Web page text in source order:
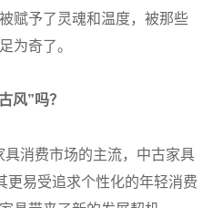
赋予了灵魂和温度，被那些
为奇了。
风”吗？
具消费市场的主流，中古家具
更易受追求个性化的年轻消费